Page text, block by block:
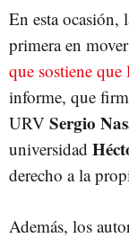
En esta ocasión,
primera en
que sostiene
informe, que
URV Sergio
universidad
derecho a la
Además, los